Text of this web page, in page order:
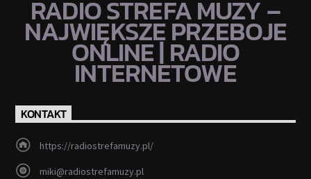
RADIO STREFA MUZY –
NAJWIĘKSZE PRZEBOJE
ONLINE | RADIO
INTERNETOWE
KONTAKT
https://radiostrefamuzy.pl/
miki@radiostrefamuzy.pl